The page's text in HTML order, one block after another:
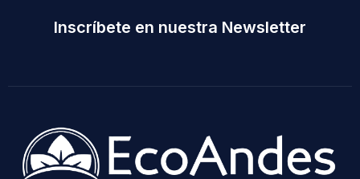
Inscríbete en nuestra Newsletter